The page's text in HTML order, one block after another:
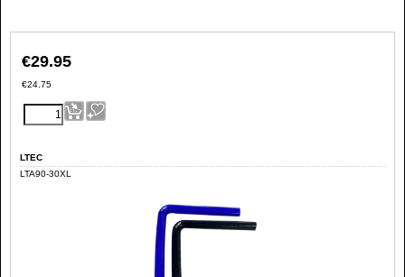
€29.95
€24.75
LTEC
LTA90-30XL